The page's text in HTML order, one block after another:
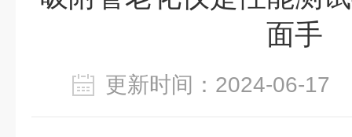
面手
更新时间：2024-06-